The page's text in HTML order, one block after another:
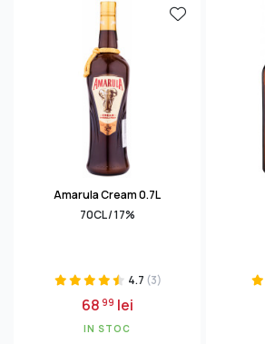
Amarula Cream 0.7L
70CL / 17%
4.7 (3)
6899 lei
IN STOC